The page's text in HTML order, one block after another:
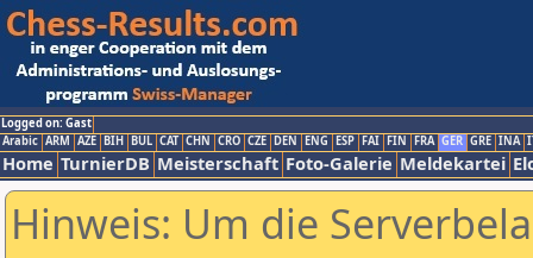
Logged on: Gast
Arabic ARM AZE BIH BUL CAT CHN CRO CZE DEN ENG ESP FAI FIN FRA GER GRE INA
Home TurnierDB Meisterschaft Foto-Galerie Meldekartei
Hinweis: Um die